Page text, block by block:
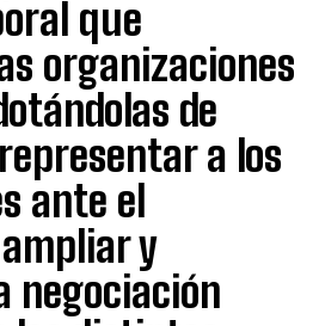
que
organizaciones
de
a los
ante el
y
negociación